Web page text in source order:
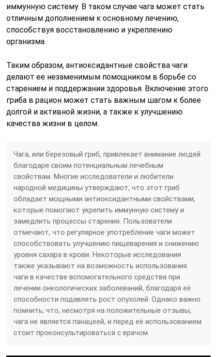
иммунную систему. В таком случае чага может стать
отличным дополнением к основному лечению,
способствуя восстановлению и укреплению
организма.
Таким образом, антиоксидантные свойства чаги
делают ее незаменимым помощником в борьбе со
старением и поддержании здоровья. Включение этого
гриба в рацион может стать важным шагом к более
долгой и активной жизни, а также к улучшению
качества жизни в целом.
Чага, или березовый гриб, привлекает внимание людей
благодаря своим потенциальным лечебным
свойствам. Многие исследователи и любители
народной медицины утверждают, что этот гриб
обладает мощными антиоксидантными свойствами,
которые помогают укрепить иммунную систему и
замедлить процессы старения. Пользователи
отмечают, что регулярное употребление чаги может
способствовать улучшению пищеварения и снижению
уровня сахара в крови. Некоторые исследования
также указывают на возможность использования
чаги в качестве вспомогательного средства при
лечении онкологических заболеваний, благодаря её
способности подавлять рост опухолей. Однако важно
помнить, что, несмотря на положительные отзывы,
чага не является панацеей, и перед её использованием
стоит проконсультироваться с врачом.